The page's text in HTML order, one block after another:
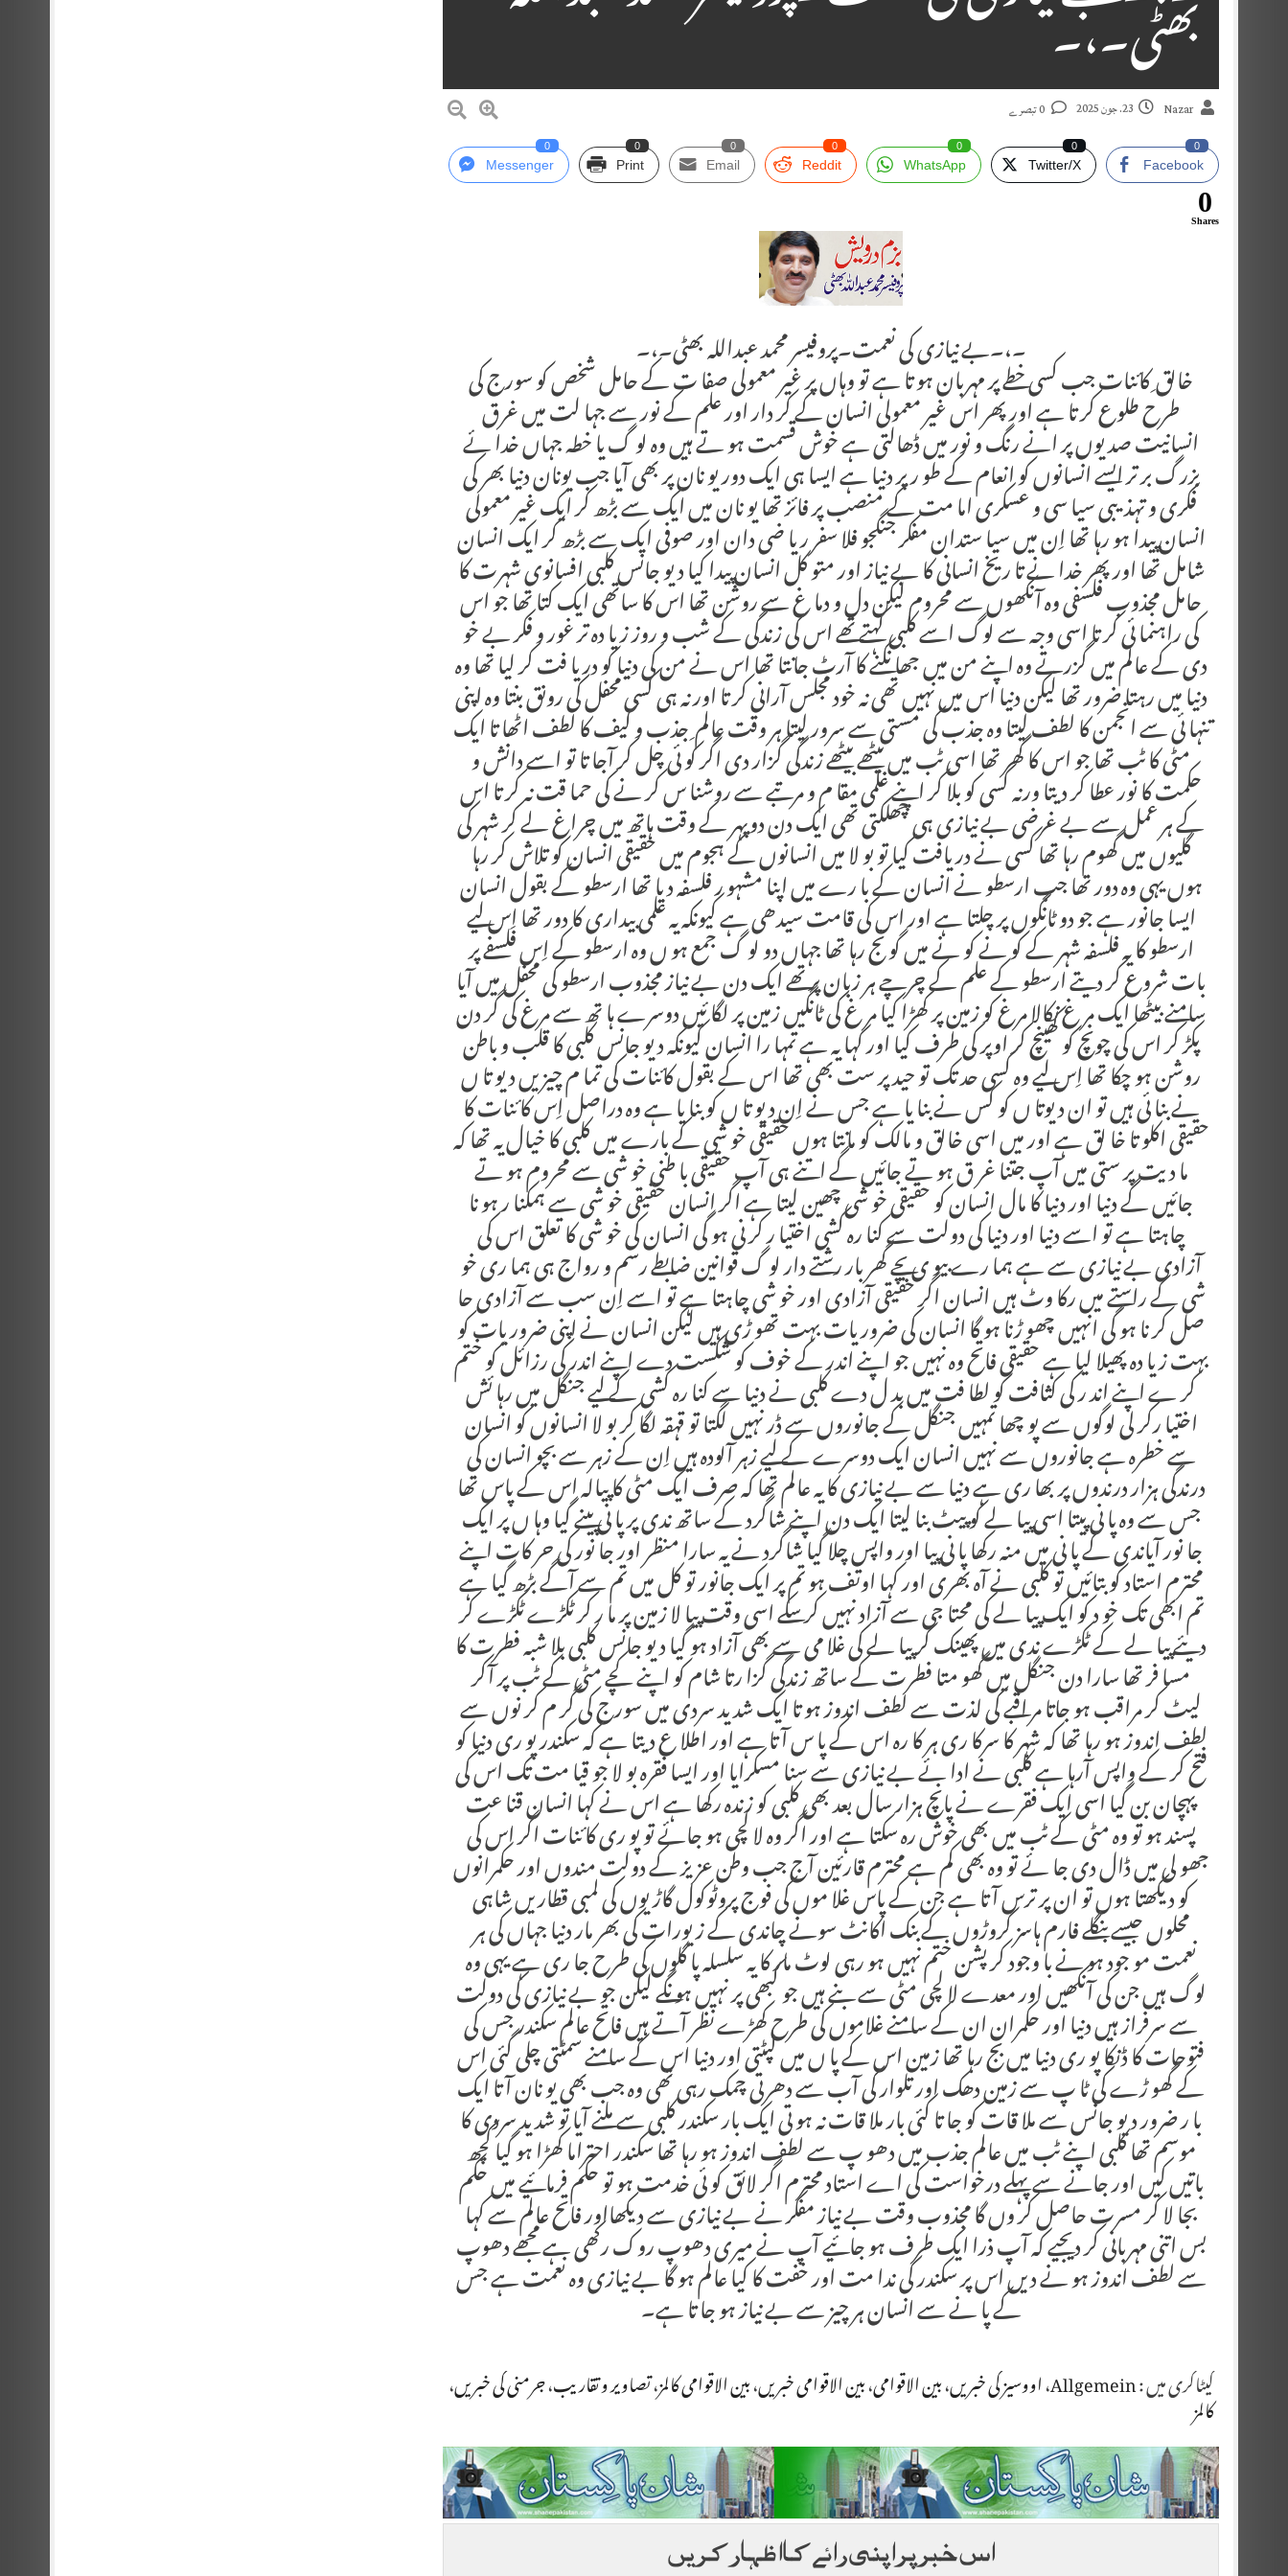
بھٹی۔،۔
Nazar 23. جون 2025
Facebook
0
Twitter/X
0
WhatsApp
0
Reddit
0
Email
0
Print
0
Messenger
0
0
Shares
۔،۔بے نیازی کی نعمت۔پروفیسر محمد عبداللہ بھٹی۔،۔
خالق ِ کائنات جب کسی خطے پر مہربان ہو تا ہے تو وہاں پر غیر معمولی صفا ت کے حامل شخص کو سورج کی
طرح طلوع کر تا ہے اور پھر اس غیر معمولی انسان کے کر دار اور علم کے نور سے جہا لت میں غرق
انسانیت صدیوں پر انے رنگ و نور میں ڈھالتی ہے خوش قسمت ہو تے ہیں وہ لو گ یا خطہ جہاں خدا ئے
بزرگ بر تر ایسے انسانوں کو انعام کے طو ر پر دنیا ہے ایسا ہی ایک دور یو نان پر بھی آیا جب یونان دنیا بھر کی
فکری و تہذیبی سیا سی و عسکری اما مت کے منصب پر فائز تھا یو نان میں ایک سے بڑھ کر ایک غیر معمولی
انسان پیدا ہو رہا تھا اِن میں سیا ستدان مفکر جنگجو فلا سفر ریا ضی دان اور صوفی ایک سے بڑھ کر ایک انسان
شامل تھا اور پھر خدا نے تا ریخ انسانی کا بے نیاز اور متو کل انسان پیدا کیا دیو جانس کلبی افسانوی شہرت کا
حامل مجذوب فلسفی وہ آنکھوں سے محروم لیکن دل و دما غ سے روشن تھا اس کا ساتھی ایک کتا تھا جو اس
کی راہنما ئی کر تا اسی وجہ سے لوگ اسے کلبی کہتے تھے اس کی زندگی کے شب و روز زیا دہ تر غور و فکر بے خو
دی کے عالم میں گزرتے وہ اپنے من میں جھا نکنے کا آرٹ جانتا تھا اس نے من کی دنیا کو دریا فت کر لیا تھا وہ
دنیا میں رہتا ضرور تھا لیکن دنیا اس میں نہیں تھی نہ خود مجلس آرانی کر تا اور نہ ہی کسی محفل کی رونق بنتا وہ اپنی
تنہا ئی سے انجمن کا لطف لیتا وہ جذب کی مستی سے سرور لیتا ہر وقت عالم ِ جذب و کیف کا لطف اٹھا تا ایک
مٹی کا ٹب تھا جو اس کا گھر تھا اسی ٹب میں بیٹھے بیٹھے زندگی گزار دی اگر کو ئی چل کر آجا تا تو اسے دانش و
حکمت کا نور عطا کر دیتا ورنہ کسی کو بلا کر اپنے علمی مقا م و مرتبے سے روشنا س کر نے کی حما قت نہ کر تا اس
کے ہر عمل سے بے غرضی بے نیازی ہی چھلکتی تھی ایک دن دوپہر کے وقت ہاتھ میں چراغ لے کر شہر کی
گلیوں میں گھوم رہا تھا کسی نے دریافت کیا تو بو لا میں انسانوں کے ہجوم میں حقیقی انسان کو تلاش کر رہا
ہوں یہی وہ دور تھا جب ارسطو نے انسان کے با رے میں اپنا مشہو ر فلسفہ دیا تھا ارسطو کے بقول انسان
ایسا جانور ہے جو دو ٹانگوں پر چلتا ہے اور اس کی قامت سیدھی ہے کیونکہ یہ علمی بیداری کا دور تھا اِس لیے
ارسطو کا یہ فلسفہ شہر کے کو نے کو نے میں گو نج رہا تھا جہاں دو لو گ جمع ہو ں وہ ارسطو کے اِس فلسفے پر
بات شروع کر دیتے ارسطو کے علم کے چرچے ہر زبان پر تھے ایک دن بے نیاز مجذوب ارسطو کی محفل میں آیا
سامنے بیٹھا ایک مر غ نکالا مرغ کو زمین پر کھڑا کیا مر غ کی ٹانگیں زمین پر لگا ئیں دوسرے ہا تھ سے مرغ کی گر دن
پکڑ کر اس کی چونچ کو کھینچ کر اوپر کی طرف کیا اور کہا یہ ہے تمہا را انسان کیونکہ دیو جانس کلبی کا قلب و باطن
روشن ہو چکا تھا اِس لیے وہ کسی حد تک تو حید پر ست بھی تھا اس کے بقول کائنات کی تما م چیزیں دیو تا ں
نے بنا ئی ہیں تو ان دیوتا ں کو کس نے بنا یا ہے جس نے اِن دیو تا ں کو بنا یا ہے وہ دراصل اِس کا ئنات کا
حقیقی اکلو تا خا لق ہے اور میں اسی خالق و مالک کو مانتا ہوں حقیقی خو شی کے بارے میں کلبی کا خیال یہ تھا کہ
ما دیت پر ستی میں آپ جتنا غر ق ہو تے جائیں گے اتنے ہی آپ حقیقی با طنی خو شی سے محروم ہو تے
جائیں گے دنیا اور دنیا کا مال انسان کو حقیقی خو شی چھین لیتا ہے اگر انسان حقیقی خو شی سے ہمکنا ر ہو نا
چاہتا ہے تو اسے دنیا اور دنیا کی دولت سے کنا رہ کشی اختیا ر کر نی ہو گی انسان کی خو شی کا تعلق اس کی
آزادی بے نیازی سے ہے ہما رے بیو ی بچے گھر بار رشتے دار لو گ قوانین ضابطے رسم و رواج ہی ہما ری خو
شی کے راستے میں رکا وٹ ہیں انسان اگر حقیقی آزادی اور خو شی چاہتا ہے تو اسے اِن سب سے آزادی حا
صل کر نا ہو گی انہیں چھو ڑنا ہو گا انسان کی ضروریات بہت تھو ڑی ہیں لیکن انسان نے اپنی ضروریات کو
بہت زیا دہ پھیلا لیا ہے حقیقی فاتح وہ نہیں جو اپنے اندر کے خوف کو شکست دے اپنے اندر کی رزائل کو ختم
کر ے اپنے اند ر کی کثافت کو لطا فت میں بد ل دے کلبی نے دنیا سے کنا رہ کشی کے لیے جنگل میں رہا ئش
اختیا رکر لی لوگوں سے پو چھا تمہیں جنگل کے جانوروں سے ڈر نہیں لگتا تو قہقہ لگا کر بو لا انسانوں کو انسان
سے خطرہ ہے جانوروں سے نہیں انسان ایک دوسرے کے لیے زہر آلودہ ہیں اِن کے زہر سے بچو انسان کی
درندگی ہزار درندوں پر بھا ری ہے دنیا سے بے نیازی کا یہ عالم تھا کہ صرف ایک مٹی کا پیالہ اس کے پاس تھا
جس سے وہ پا نی پیتا اسی پیا لے کو پیٹ بنا لیتا ایک دن اپنے شاگرد کے ساتھ ندی پر پا نی پینے گیا وہا ں پر ایک
جا نور آیاندی کے پا نی میں منہ رکھا پا نی پیا اور واپس چلا گیا شاگرد نے یہ سارا منظر اور جا نور کی حر کات اپنے
محترم استاد کو بتائیں تو کلبی نے آہ بھری اور کہا اوتف ہو تم پر ایک جانور تو کل میں تم سے آگے بڑھ گیا ہے
تم ابھی تک خو د کو ایک پیا لے کی محتا جی سے آزاد نہیں کر سکے اسی وقت پیا لا زمین پر ما ر کر ٹکڑے ٹکڑے کر
دیئے پیا لے کے ٹکڑے ندی میں پھینک کر پیا لے کی غلا می سے بھی آزاد ہو گیا دیو جانس کلبی بلا شبہ فطرت کا
مسا فر تھا سارا دن جنگل میں گھو متا فطرت کے ساتھ زندگی گزا رتا شام کو اپنے کچے مٹی کے ٹب پر آکر
لیٹ کر مراقب ہو جاتا مر اقبے کی لذت سے لطف اندوز ہو تا ایک شدید سردی میں سورج کی گر م کر نوں سے
لطف اندوز ہو رہا تھا کہ شہر کا سرکا ری ہر کا رہ اس کے پا س آتا ہے اور اطلا ع دیتا ہے کہ سکندر پو ری دنیا کو
فتح کر کے واپس آرہا ہے کلبی نے ادا ئے بے نیازی سے سنا مسکرایا اور ایسا فقرہ بو لا جو قیا مت تک اس کی
پہچان بن گیا اسی ایک فقرے نے پانچ ہزار سال بعد بھی کلبی کو زندہ رکھا ہے اس نے کہا انسان قنا عت
پسند ہو تو وہ مٹی کے ٹب میں بھی خوش رہ سکتا ہے اور اگر وہ لا لچی ہو جائے تو پو ری کا ئنات اگر اس کی
جھو لی میں ڈال دی جا ئے تو وہ بھی کم ہے محترم قارئین آج جب وطن عزیز کے دولت مندوں اور حکمرانوں
کو دیکھتا ہوں تو ان پر ترس آتا ہے جن کے پاس غلا موں کی فوج پروٹوکول گاڑیوں کی لمبی قطاریں شاہی
محلوں جیسے بنگلے فارم ہاسز کروڑوں کے بنک اکانٹ سونے چاندی کے زیورات کی بھر مار دنیا جہاں کی ہر
نعمت مو جود ہو نے با وجود کر پشن ختم نہیں ہو رہی لوٹ مار کا یہ سلسلہ پا گلوں کی طرح جا ری ہے یہی وہ
لوگ ہیں جن کی آنکھیں اور معدے لا لچی مٹی سے بنے ہیں جو کبھی پر نہیں ہو نگے لیکن جو بے نیازی کی دولت
سے سرفراز ہیں دنیا اور حکمران ان کے سامنے غلاموں کی طرح کھڑے نظر آتے ہیں فاتح عالم سکندر جس کی
فتوحات کا ڈنکا پو ری دنیا میں بج رہا تھا زمین اس کے پا ں میں لپٹتی اور دنیا اس کے سامنے سمٹتی چلی گئی اس
کے گھو ڑے کی ٹا پ سے زمین دھک اور تلوار کی آب سے دھرتی چمک رہی تھی وہ جب بھی یو نان آتا ایک
با ر ضرور دیو جانس سے ملا قات کو جا تا کئی بار ملا قات نہ ہو تی ایک بار سکندر کلبی سے ملنے آیا تو شدید سردی کا
موسم تھا کلبی اپنے ٹب میں عالم جذب میں دھو پ سے لطف اندوز ہو رہا تھا سکندر احتراما کھڑا ہو گیا کچھ
باتیں کیں اور جانے سے پہلے درخواست کی اے استاد محترم اگر لائق کو ئی خدمت ہو تو حکم فرمائیے میں حکم
بجا لا کر مسرت حاصل کر وں گا مجذوب وقت بے نیاز مفکر نے بے نیازی سے دیکھااور فاتح عالم سے کہا
بس اتنی مہربانی کر دیجیے کہ آپ ذرا ایک طرف ہو جائیے آپ نے میری دھوپ روک رکھی ہے مجھے دھوپ
سے لطف اندوز ہو نے دیں اس پر سکندر کی ندا مت اور خفت کا کیا عالم ہو گا بے نیازی وہ نعمت ہے جس
کے پا نے سے انسان ہر چیز سے بے نیاز ہو جا تا ہے۔
کیٹاگری میں :Allgemein،اووسیز کی خبریں،بین الاقوامی،بین الاقوامی خبریں،بین الاقوامی کالمز،تصاویر و تقاریب،جرمنی کی خبریں، کالمز
اس خبر پر اپنی رائے کا اظہار کریں